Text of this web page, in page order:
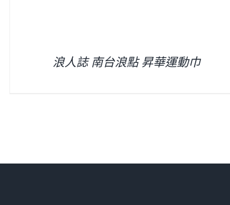
浪人誌 南台浪點 昇華運動巾